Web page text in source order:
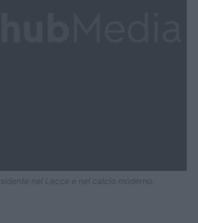
nel Lecce e nel calcio moderno.